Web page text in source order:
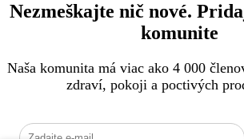
Nezmeškajte nič nové.
komunite
Naša komunita má viac ako 4 000
zdraví, pokoji a poctivých